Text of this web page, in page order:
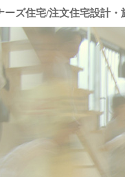
ーズ住宅/注文住宅設計